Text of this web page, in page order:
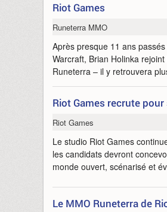
Riot Games
Runeterra MMO
Après presque 11 ans
Warcraft, Brian Holinka
Runeterra – il y retrouvera
Riot Games recrute
Riot Games
Le studio Riot Games
les candidats devront
monde ouvert, scénarisé et
Le MMO Runeterra de